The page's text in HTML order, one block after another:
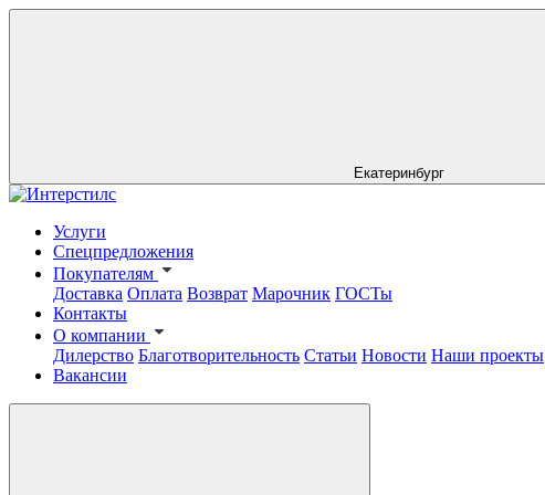
Екатеринбург
Услуги
Спецпредложения
Покупателям
Доставка Оплата Возврат Марочник ГОСТы
Контакты
О компании
Дилерство Благотворительность Статьи Новости Наши проекты
Вакансии